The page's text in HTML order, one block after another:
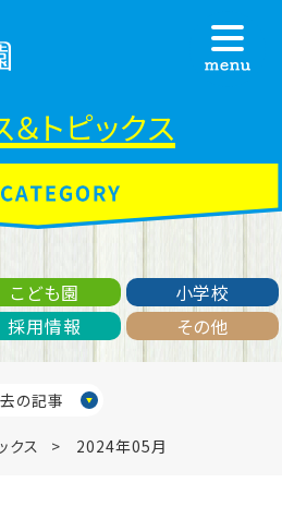
＆トピックス
こども園
小学校
採用情報 その他
クス 2024年05月
の記事